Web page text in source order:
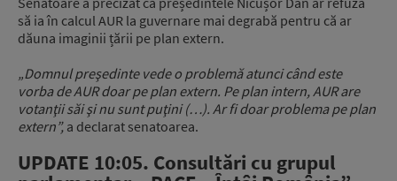
să ia în calcul AUR la guvernare mai degrabă pentru că ar
dăuna imaginii țării pe plan extern.
„Domnul preşedinte vede o problemă atunci când este
vorba de AUR doar pe plan extern. Pe plan intern, AUR are
votanţii săi şi nu sunt puţini (…). Ar fi doar problema pe plan
extern”, a declarat senatoarea.
UPDATE 10:05. Consultări cu grupul